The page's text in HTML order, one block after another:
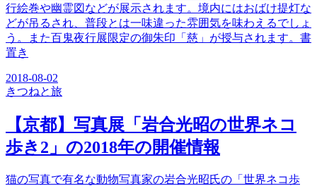
行絵巻や幽霊図などが展示されます。境内にはおばけ提灯な
どが吊るされ、普段とは一味違った雰囲気を味わえるでしょ
う。また百鬼夜行展限定の御朱印「慈」が授与されます。書
置き
2018-08-02
きつねと旅
【京都】写真展「岩合光昭の世界ネコ
歩き2」の2018年の開催情報
猫の写真で有名な動物写真家の岩合光昭氏の「世界ネコ歩